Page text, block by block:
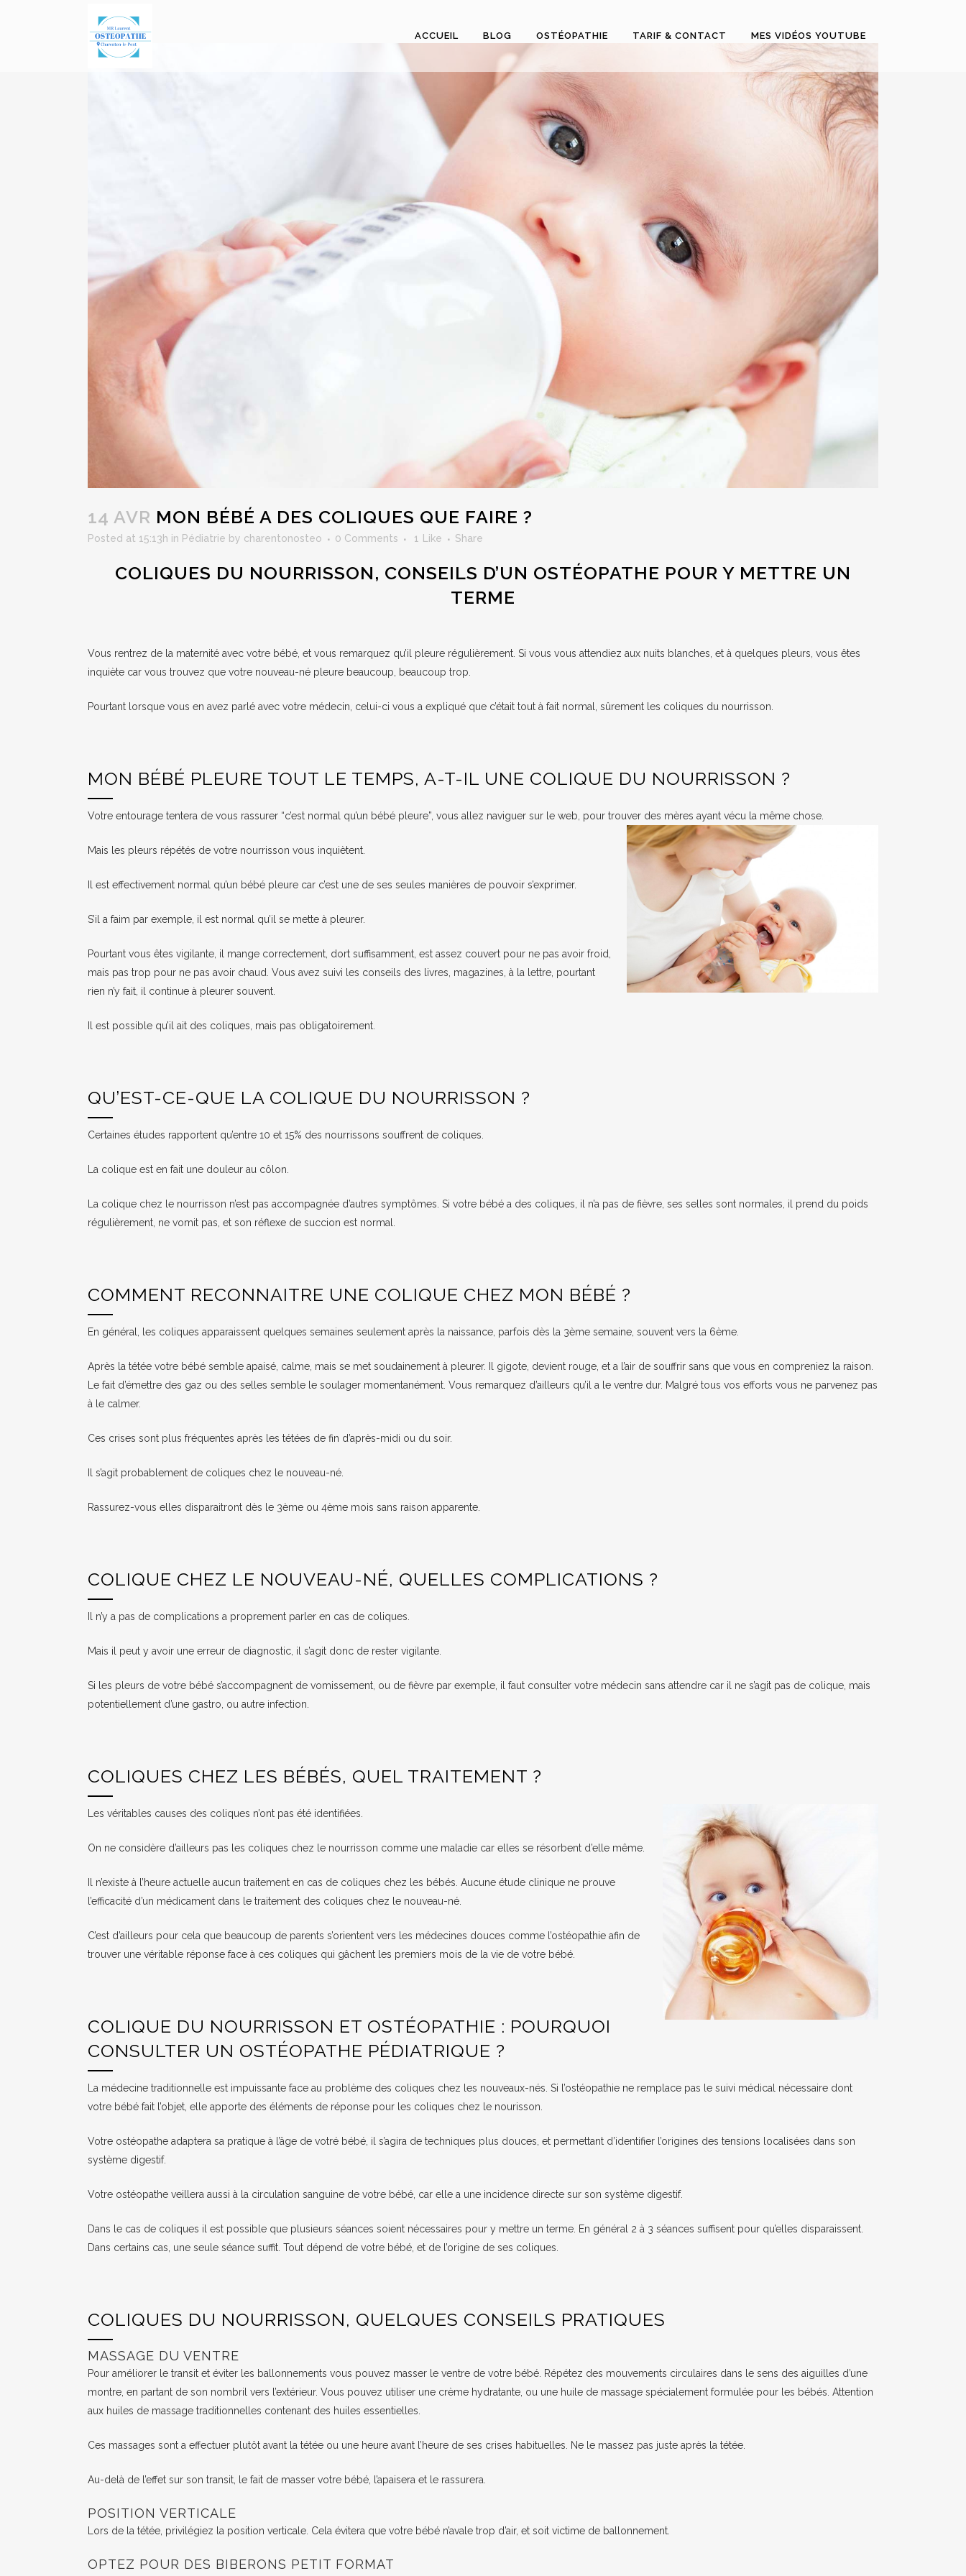
ACCUEIL BLOG OSTÉOPATHIE TARIF & CONTACT MES VIDÉOS YOUTUBE
14 AVR MON BÉBÉ A DES COLIQUES QUE FAIRE ?
Posted at 15:13h in Pédiatrie by charentonosteo 0 Comments 1 Like Share
COLIQUES DU NOURRISSON, CONSEILS D’UN OSTÉOPATHE POUR Y METTRE UN
TERME
Vous rentrez de la maternité avec votre bébé, et vous remarquez qu’il pleure régulièrement. Si vous vous attendiez aux nuits blanches, et à quelques pleurs, vous êtes
inquiète car vous trouvez que votre nouveau-né pleure beaucoup, beaucoup trop.
Pourtant lorsque vous en avez parlé avec votre médecin, celui-ci vous a expliqué que c’était tout à fait normal, sûrement les coliques du nourrisson.
MON BÉBÉ PLEURE TOUT LE TEMPS, A-T-IL UNE COLIQUE DU NOURRISSON ?
Votre entourage tentera de vous rassurer “c’est normal qu’un bébé pleure”, vous allez naviguer sur le web, pour trouver des mères ayant vécu la même chose.
Mais les pleurs répétés de votre nourrisson vous inquiètent.
Il est effectivement normal qu’un bébé pleure car c’est une de ses seules manières de pouvoir s’exprimer.
S’il a faim par exemple, il est normal qu’il se mette à pleurer.
Pourtant vous êtes vigilante, il mange correctement, dort suffisamment, est assez couvert pour ne pas avoir froid,
mais pas trop pour ne pas avoir chaud. Vous avez suivi les conseils des livres, magazines, à la lettre, pourtant
rien n’y fait, il continue à pleurer souvent.
Il est possible qu’il ait des coliques, mais pas obligatoirement.
QU’EST-CE-QUE LA COLIQUE DU NOURRISSON ?
Certaines études rapportent qu’entre 10 et 15% des nourrissons souffrent de coliques.
La colique est en fait une douleur au côlon.
La colique chez le nourrisson n’est pas accompagnée d’autres symptômes. Si votre bébé a des coliques, il n’a pas de fièvre, ses selles sont normales, il prend du poids
régulièrement, ne vomit pas, et son réflexe de succion est normal.
COMMENT RECONNAITRE UNE COLIQUE CHEZ MON BÉBÉ ?
En général, les coliques apparaissent quelques semaines seulement après la naissance, parfois dès la 3ème semaine, souvent vers la 6ème.
Après la tétée votre bébé semble apaisé, calme, mais se met soudainement à pleurer. Il gigote, devient rouge, et a l’air de souffrir sans que vous en compreniez la raison.
Le fait d’émettre des gaz ou des selles semble le soulager momentanément. Vous remarquez d’ailleurs qu’il a le ventre dur. Malgré tous vos efforts vous ne parvenez pas
à le calmer.
Ces crises sont plus fréquentes après les tétées de fin d’après-midi ou du soir.
Il s’agit probablement de coliques chez le nouveau-né.
Rassurez-vous elles disparaitront dès le 3ème ou 4ème mois sans raison apparente.
COLIQUE CHEZ LE NOUVEAU-NÉ, QUELLES COMPLICATIONS ?
Il n’y a pas de complications a proprement parler en cas de coliques.
Mais il peut y avoir une erreur de diagnostic, il s’agit donc de rester vigilante.
Si les pleurs de votre bébé s’accompagnent de vomissement, ou de fièvre par exemple, il faut consulter votre médecin sans attendre car il ne s’agit pas de colique, mais
potentiellement d’une gastro, ou autre infection.
COLIQUES CHEZ LES BÉBÉS, QUEL TRAITEMENT ?
Les véritables causes des coliques n’ont pas été identifiées.
On ne considère d’ailleurs pas les coliques chez le nourrisson comme une maladie car elles se résorbent d’elle même.
Il n’existe à l’heure actuelle aucun traitement en cas de coliques chez les bébés. Aucune étude clinique ne prouve
l’efficacité d’un médicament dans le traitement des coliques chez le nouveau-né.
C’est d’ailleurs pour cela que beaucoup de parents s’orientent vers les médecines douces comme l’ostéopathie afin de
trouver une véritable réponse face à ces coliques qui gâchent les premiers mois de la vie de votre bébé.
COLIQUE DU NOURRISSON ET OSTÉOPATHIE : POURQUOI
CONSULTER UN OSTÉOPATHE PÉDIATRIQUE ?
La médecine traditionnelle est impuissante face au problème des coliques chez les nouveaux-nés. Si l’ostéopathie ne remplace pas le suivi médical nécessaire dont
votre bébé fait l’objet, elle apporte des éléments de réponse pour les coliques chez le nourisson.
Votre ostéopathe adaptera sa pratique à l’âge de votré bébé, il s’agira de techniques plus douces, et permettant d’identifier l’origines des tensions localisées dans son
système digestif.
Votre ostéopathe veillera aussi à la circulation sanguine de votre bébé, car elle a une incidence directe sur son système digestif.
Dans le cas de coliques il est possible que plusieurs séances soient nécessaires pour y mettre un terme. En général 2 à 3 séances suffisent pour qu’elles disparaissent.
Dans certains cas, une seule séance suffit. Tout dépend de votre bébé, et de l’origine de ses coliques.
COLIQUES DU NOURRISSON, QUELQUES CONSEILS PRATIQUES
MASSAGE DU VENTRE
Pour améliorer le transit et éviter les ballonnements vous pouvez masser le ventre de votre bébé. Répétez des mouvements circulaires dans le sens des aiguilles d’une
montre, en partant de son nombril vers l’extérieur. Vous pouvez utiliser une crème hydratante, ou une huile de massage spécialement formulée pour les bébés. Attention
aux huiles de massage traditionnelles contenant des huiles essentielles.
Ces massages sont a effectuer plutôt avant la tétée ou une heure avant l’heure de ses crises habituelles. Ne le massez pas juste après la tétée.
Au-delà de l’effet sur son transit, le fait de masser votre bébé, l’apaisera et le rassurera.
POSITION VERTICALE
Lors de la tétée, privilégiez la position verticale. Cela évitera que votre bébé n’avale trop d’air, et soit victime de ballonnement.
OPTEZ POUR DES BIBERONS PETIT FORMAT